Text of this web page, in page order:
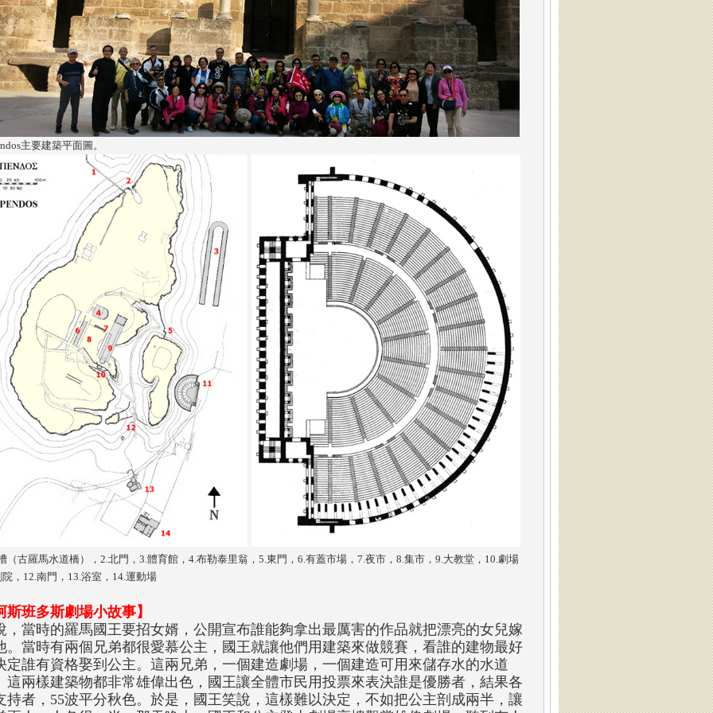
主要建築平面圖。
（古羅馬水道橋），2.北門，3.體育館，4.布勒泰里翁，5.東門，6.有蓋市場，7.夜市，8.集市，9.大教堂，10.劇場
院，12.南門，13.浴室，14.運動場
斯班多斯劇場小故事】
，當時的羅馬國王要招女婿，公開宣布誰能夠拿出最厲害的作品就把漂亮的女兒嫁
。當時有兩個兄弟都很愛慕公主，國王就讓他們用建築來做競賽，看誰的建物最好
定誰有資格娶到公主。這兩兄弟，一個建造劇場，一個建造可用來儲存水的水道
這兩樣建築物都非常雄偉出色，國王讓全體市民用投票來表決誰是優勝者，結果各
持者，55波平分秋色。於是，國王笑說，這樣難以決定，不如把公主剖成兩半，讓